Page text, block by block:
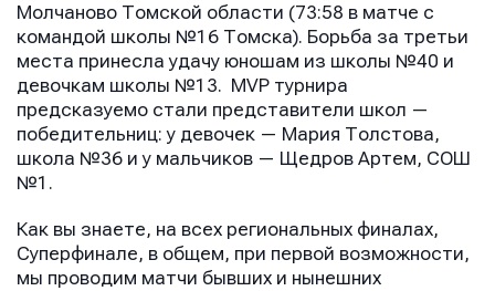
Молчаново Томской области (73:58 в матче с
командой школы №16 Томска). Борьба за третьи
места принесла удачу юношам из школы №40 и
девочкам школы №13. MVP турнира
предсказуемо стали представители школ —
победительниц: у девочек — Мария Толстова,
школа №36 и у мальчиков — Щедров Артем, СОШ
№1.
Как вы знаете, на всех региональных финалах,
Суперфинале, в общем, при первой возможности,
мы проводим матчи бывших и нынешних